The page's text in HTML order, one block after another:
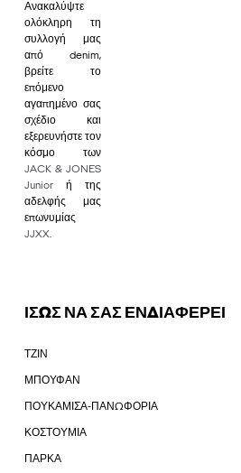
Ανακαλύψτε
ολόκληρη τη
συλλογή μας
από denim,
βρείτε το
επόμενο
αγαπημένο σας
σχέδιο και
εξερευνήστε τον
κόσμο των
JACK & JONES
Junior ή της
αδελφής μας
επωνυμίας
JJXX.
ΙΣΩΣ ΝΑ ΣΑΣ ΕΝΔΙΑΦΕΡΕΙ
ΤΖΙΝ
ΜΠΟΥΦΑΝ
ΠΟΥΚΑΜΙΣΑ-ΠΑΝΩΦΟΡΙΑ
ΚΟΣΤΟΥΜΙΑ
ΠΑΡΚΑ